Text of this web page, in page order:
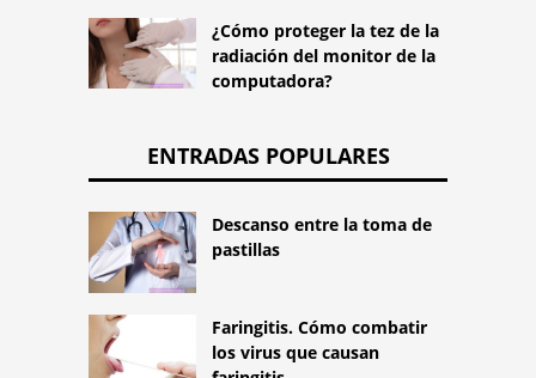
¿Cómo proteger la tez de la
radiación del monitor de la
computadora?
ENTRADAS POPULARES
Descanso entre la toma de
pastillas
Faringitis. Cómo combatir
los virus que causan